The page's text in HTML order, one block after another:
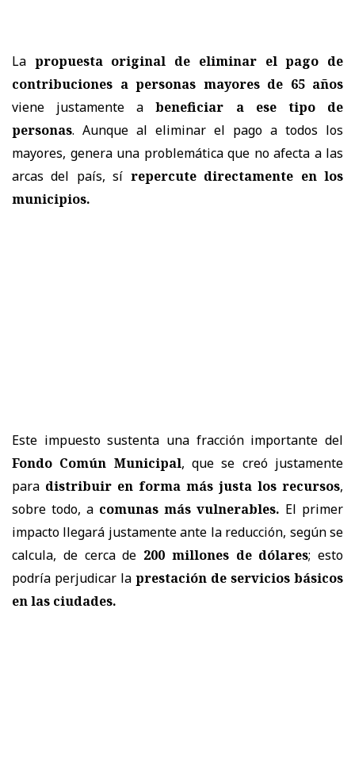
La propuesta original de eliminar el pago de
contribuciones a personas mayores de 65 años
viene justamente abeneficiar a ese tipo de
personas. Aunque al eliminar el pago a todos los
mayores, genera una problemática que no afecta a las
arcas del país, sí repercute directamente en los
municipios.
Este impuesto sustenta una fracción importante del
Fondo Común Municipal, que se creó justamente
para distribuir en forma más justa los recursos,
sobre todo, a comunas más vulnerables. El primer
impacto llegará justamente ante la reducción, según se
calcula, de cerca de 200 millones de dólares; esto
podría perjudicar la prestación de servicios básicos
en las ciudades.